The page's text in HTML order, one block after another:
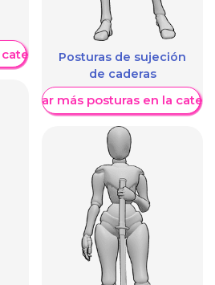
categoríaPosturas de sujeción
de caderas
Mostrar más posturas en la